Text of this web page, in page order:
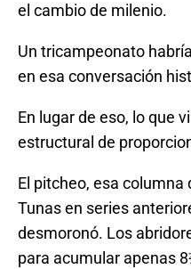
el cambio de milenio.
Un tricampeonato
en esa conversación
En lugar de eso, lo que
estructural de
El pitcheo, esa
Tunas en series
desmoronó. Los
para acumular apenas